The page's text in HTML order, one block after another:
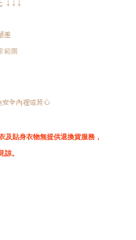
↓ ↓ ↓
差
範圍
全內裡或背心
及貼身衣物無提供退換貨服務，
諒。